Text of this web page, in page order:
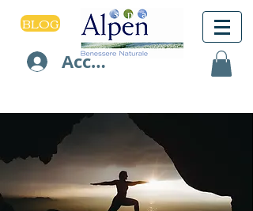
BLOG
Accedi